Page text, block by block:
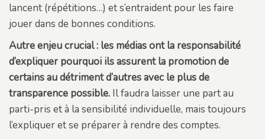
lancent (répétitions…) et s’entraident pour les faire
jouer dans de bonnes conditions.
Autre enjeu crucial : les médias ont la responsabilité
d’expliquer pourquoi ils assurent la promotion de
certains au détriment d’autres avec le plus de
transparence possible. Il faudra laisser une part au
parti-pris et à la sensibilité individuelle, mais toujours
l’expliquer et se préparer à rendre des comptes.